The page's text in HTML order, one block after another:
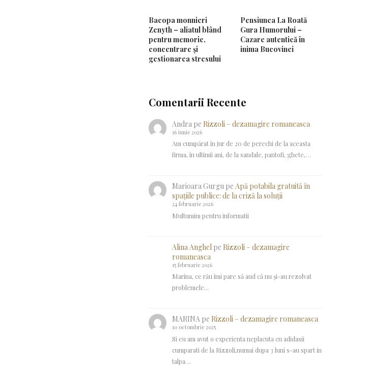
Bacopa monnieri
Zenyth – aliatul blând
pentru memorie,
concentrare și
gestionarea stresului
Pensiunea La Roată
Gura Humorului –
Cazare autentică în
inima Bucovinei
Comentarii Recente
Andra pe Rizzoli – dezamagire romaneasca
16 iunie 2026
Am cumpărat în jur de 20 de perechi de la aceasta
firma, în ultimii ani, de la sandale, pantofi, ghete,…
Marioara Gurgupe Apă potabila gratuită în
spațiile publice: de la criză la soluții
24 februarie 2026
Multumim pentru informatii
Alina Anghelpe Rizzoli – dezamagire
romaneasca
15 februarie 2026
Marina, ce rău îmi pare să aud că nu și-au rezolvat
problemele...
MARINApe Rizzoli – dezamagire romaneasca
10 octombrie 2025
Si eu am avut o experienta neplacuta cu adidasii
cumparati de la Rizzoli,numai dupa 3 luni s-au spart in
talpa…